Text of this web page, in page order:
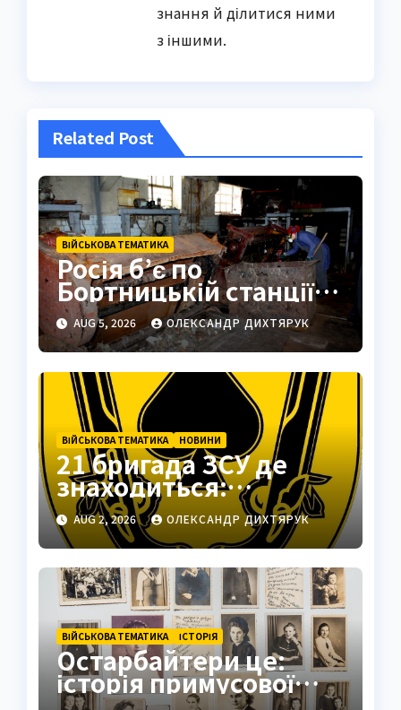
знання й ділитися ними
з іншими.
Related Post
ВІЙСЬКОВА ТЕМАТИКА
Росія б’є по
Бортницькій станції:
експерт попередив
про катастрофу
AUG 5, 2026 ОЛЕКСАНДР ДИХТЯРУК
ВІЙСЬКОВА ТЕМАТИКА НОВИНИ
21 бригада ЗСУ де
знаходиться:
Подільськ як
стратегічний центр
AUG 2, 2026 ОЛЕКСАНДР ДИХТЯРУК
ВІЙСЬКОВА ТЕМАТИКА ІСТОРІЯ
Остарбайтери це:
історія примусової